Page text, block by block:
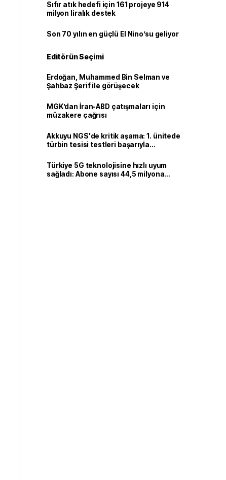
Sıfır atık hedefi için 161 projeye 914
milyon liralık destek
Son 70 yılın en güçlü El Nino’su geliyor
Editörün Seçimi
Erdoğan, Muhammed Bin Selman ve
Şahbaz Şerif ile görüşecek
MGK’dan İran-ABD çatışmaları için
müzakere çağrısı
Akkuyu NGS'de kritik aşama: 1. ünitede
türbin tesisi testleri başarıyla
Türkiye 5G teknolojisine hızlı uyum
sağladı: Abone sayısı 44,5 milyona